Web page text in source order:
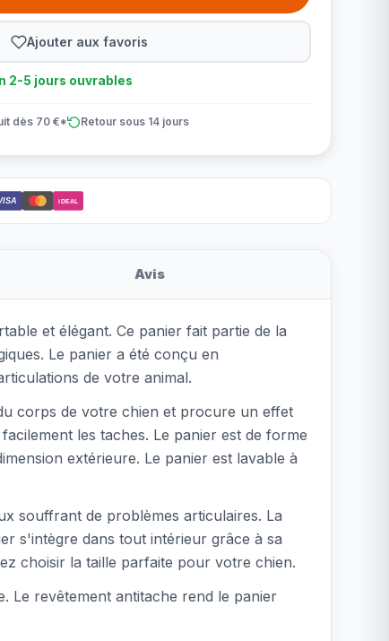
Ajouter aux favoris
2-5 jours ouvrables
dès 70 €* Retour sous 14 jours
iDEAL
Avis
et élégant. Ce panier fait partie de la
Le panier a été conçu en
de votre animal.
corps de votre chien et procure un effet
les taches. Le panier est de forme
extérieure. Le panier est lavable à
souffrant de problèmes articulaires. La
s'intègre dans tout intérieur grâce à sa
choisir la taille parfaite pour votre chien.
Le revêtement antitache rend le panier